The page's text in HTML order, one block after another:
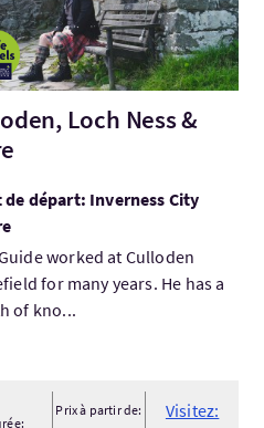
Loch Ness &
de départ: Inverness City
worked at Culloden
for many years. He has a
of kno...
acceptés
Prix à partir de:
Visitez: